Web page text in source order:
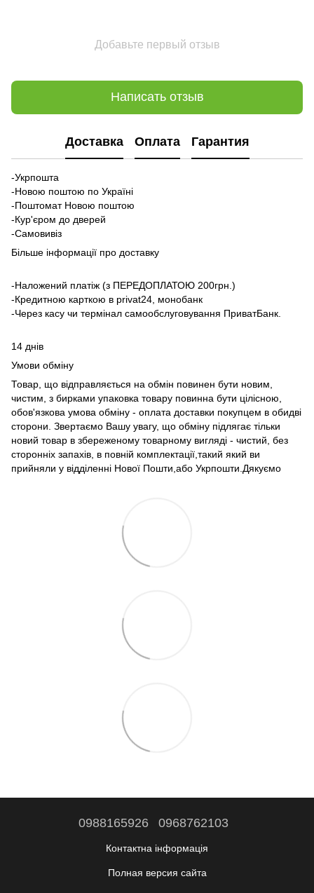
Добавьте первый отзыв
Написать отзыв
Доставка Оплата Гарантия
-Укрпошта
-Новою поштою по Україні
-Поштомат Новою поштою
-Кур'єром до дверей
-Самовивіз
Більше інформації про доставку
-Наложений платіж (з ПЕРЕДОПЛАТОЮ 200грн.)
-Кредитною карткою в privat24, монобанк
-Через касу чи термінал самообслуговування ПриватБанк.
14 днів
Умови обміну
Товар, що відправляється на обмін повинен бути новим,
чистим, з бирками упаковка товару повинна бути цілісною,
обов'язкова умова обміну - оплата доставки покупцем в обидві
сторони. Звертаємо Вашу увагу, що обміну підлягає тільки
новий товар в збереженому товарному вигляді - чистий, без
сторонніх запахів, в повній комплектації,такий який ви
прийняли у відділенні Нової Пошти,або Укрпошти.Дякуємо
0988165926 0968762103
Контактна інформація
Полная версия сайта